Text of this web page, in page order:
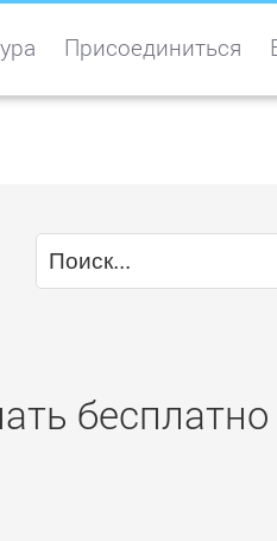
Присоединиться